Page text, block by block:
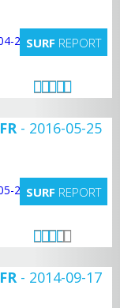
SURF REPORT
- 2016-05-25
SURF REPORT
- 2014-09-17